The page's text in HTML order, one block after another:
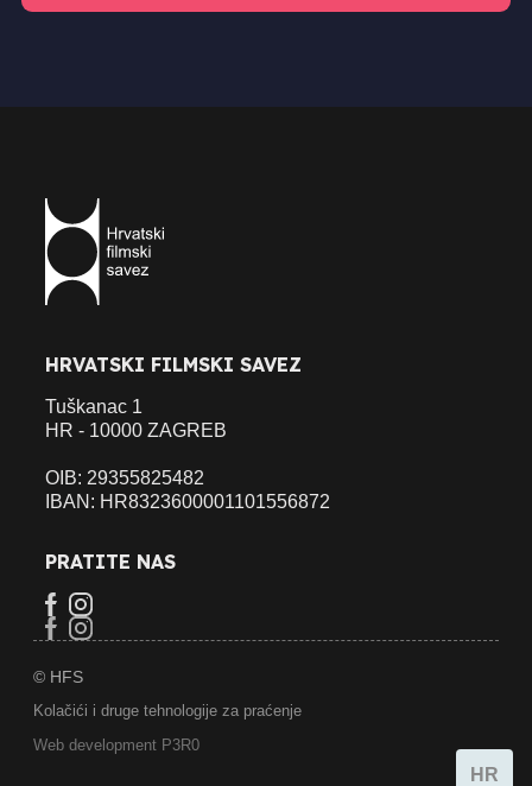
HRVATSKI FILMSKI SAVEZ
Tuškanac 1
HR - 10000 ZAGREB
OIB: 29355825482
IBAN: HR8323600001101556872
PRATITE NAS
© HFS
Kolačići i druge tehnologije za praćenje
Web development P3R0
HR